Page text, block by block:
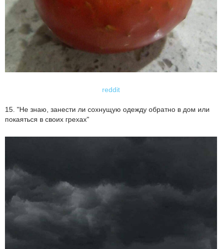
reddit
15. "Не знаю, занести ли сохнущую одежду обратно в дом или
покаяться в своих грехах"